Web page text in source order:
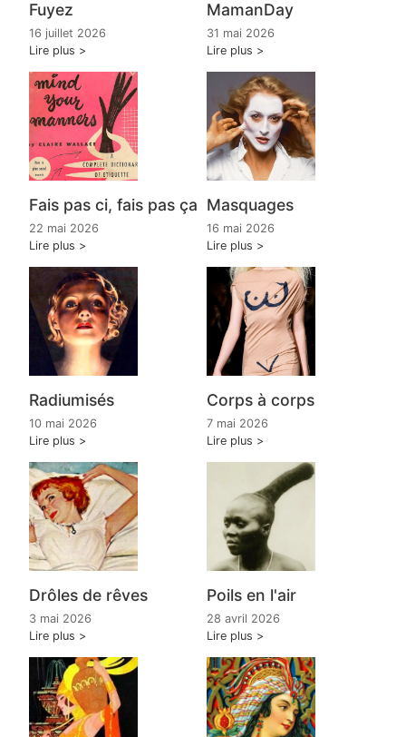
Fuyez
16 juillet 2026
Lire plus
MamanDay
31 mai 2026
Lire plus
Fais pas ci, fais pas ça
22 mai 2026
Lire plus
Masquages
16 mai 2026
Lire plus
Radiumisés
10 mai 2026
Lire plus
Corps à corps
7 mai 2026
Lire plus
Drôles de rêves
3 mai 2026
Lire plus
Poils en l'air
28 avril 2026
Lire plus